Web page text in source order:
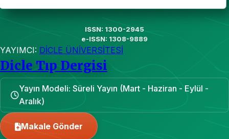
ISSN: 1300-2945
e-ISSN: 1308-9889
YAYIMCI: DİCLE ÜNİVERSİTESİ
Dicle Tıp Dergisi
Yayın Modeli: Süreli Yayın (Mart - Haziran - Eylül -
Aralık)
Makale Gönder